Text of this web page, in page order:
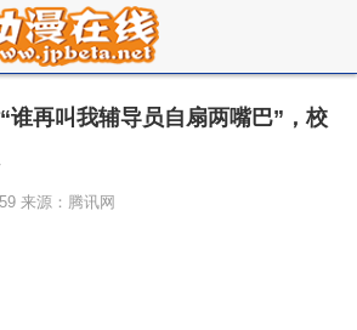
谁再叫我辅导员自扇两嘴巴”，校
来源：腾讯网